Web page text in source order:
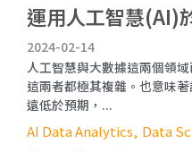
運用人工智慧(AI)
2024-02-14
人工智慧與大數據這兩個領
這兩者都極其複雜。也意味
遠低於預期，...
AI Data Analytics Data